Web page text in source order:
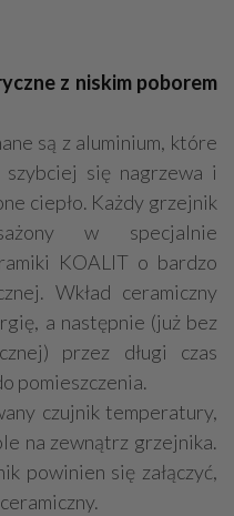
z niskim poborem
są z aluminium, które
się nagrzewa i
ciepło. Każdy grzejnik
w specjalnie
KOALIT o bardzo
Wkład ceramiczny
a następnie (już bez
przez długi czas
pomieszczenia.
czujnik temperatury,
na zewnątrz grzejnika.
powinien się załączyć,